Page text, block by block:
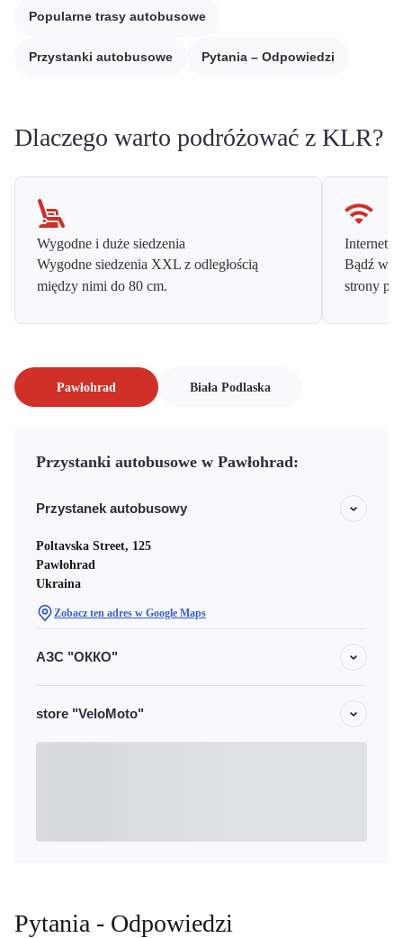
Popularne trasy autobusowe
Przystanki autobusowe Pytania – Odpowiedzi
Dlaczego warto podróżować z KLR?
Wygodne i duże siedzenia
Wygodne siedzenia XXL z odległością
między nimi do 80 cm.
Internet
Bądź w
strony
Pawłohrad Biała Podlaska
Przystanki autobusowe w Pawłohrad:
Przystanek autobusowy
Poltavska Street, 125
Pawłohrad
Ukraina
Zobacz ten adres w Google Maps
АЗС "ОККО"
store "VeloMoto"
Pytania - Odpowiedzi